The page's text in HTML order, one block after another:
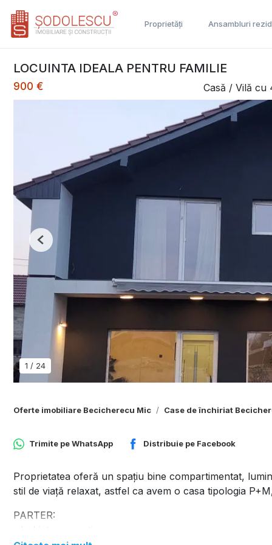
Proprietăți Ansambluri
LOCUINTA IDEALA PENTRU FAMILIE
900 € Casă / Vilă cu
1 / 24
Previous
Oferte imobiliare Becicherecu Mic Case de închiriat
Trimite peWhatsApp Distribuie pe Facebook
Proprietatea oferă un spațiu bine compartimentat,
stil de viață relaxat, astfel ca avem o casa tipologia
PARTER: